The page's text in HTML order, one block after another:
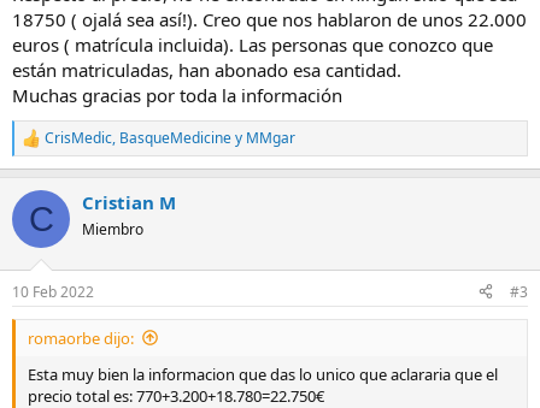
18750 ( ojalá sea así!). Creo que nos hablaron de unos 22.000
euros ( matrícula incluida). Las personas que conozco que
están matriculadas, han abonado esa cantidad.
Muchas gracias por toda la información
R
e
c
i
e
s
CrisMedic, BasqueMediciney MMgar
C Cristian M
Miembro
10 Feb 2022 #3
romaorbe dijo:
Esta muy bien la informacion que das lo unico que aclararia que el
precio total es: 770+3.200+18.780=22.750€